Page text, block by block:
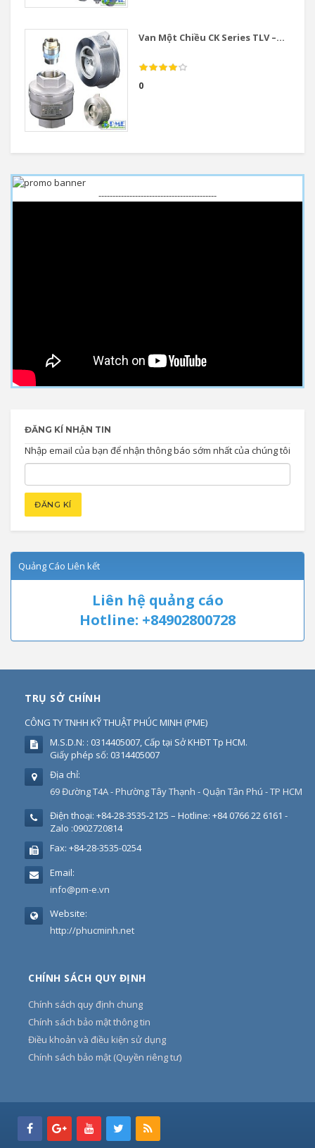
Van Một Chiều CK Series TLV –...
0
------------------------------------------
ĐĂNG KÍ NHẬN TIN
Nhập email của bạn để nhận thông báo sớm nhất của chúng tôi
Quảng Cáo Liên kết
Liên hệ quảng cáo
Hotline: +84902800728
TRỤ SỞ CHÍNH
CÔNG TY TNHH KỸ THUẬT PHÚC MINH (PME)
M.S.D.N: : 0314405007, Cấp tại Sở KHĐT Tp HCM.
Giấy phép số: 0314405007
Địa chỉ:
69 Đường T4A - Phường Tây Thạnh - Quận Tân Phú - TP HCM
Điện thoại: +84-28-3535-2125 – Hotline: +84 0766 22 6161 -
Zalo :0902720814
Fax: +84-28-3535-0254
Email:
info@pm-e.vn
Website:
http://phucminh.net
CHÍNH SÁCH QUY ĐỊNH
Chính sách quy định chung
Chính sách bảo mật thông tin
Điều khoản và điều kiện sử dụng
Chính sách bảo mật (Quyền riêng tư)